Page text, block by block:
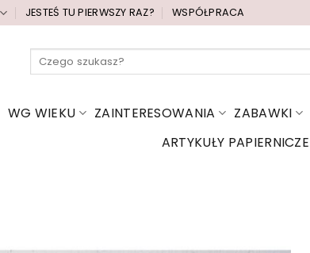
JESTEŚ TU PIERWSZY RAZ? WSPÓŁPRACA
Szukaj:
WG WIEKU ZAINTERESOWANIA ZABAWKI
ARTYKUŁY PAPIERNICZE